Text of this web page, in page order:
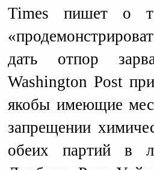
Times пишет о
дать отпор
Washington Post
якобы имеющие
запрещении
обеих партий в